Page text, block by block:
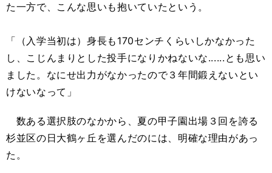
た一方で、こんな思いも抱いていたという。
「（入学当初は）身長も170センチくらいしかなかった
し、こじんまりとした投手になりかねないな......とも思い
ました。なにせ出力がなかったので３年間鍛えないとい
けないなって」
数ある選択肢のなかから、夏の甲子園出場３回を誇る
杉並区の日大鶴ヶ丘を選んだのには、明確な理由があっ
た。